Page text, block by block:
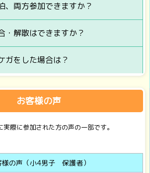
、両方参加できますか？
・解散はできますか？
ガをした場合は？
お客様の声
実際に参加された方の声の一部です。
様の声（小4男子 保護者）